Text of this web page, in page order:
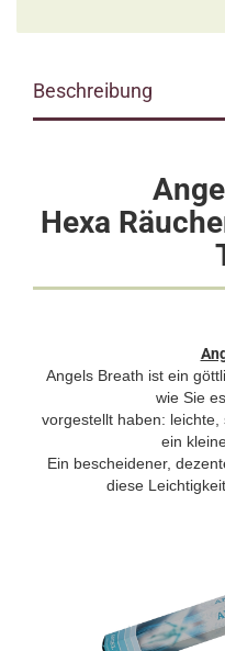
Beschreibung
Hexa
Angels Breath ist ein
wie Sie
vorgestellt haben:
ein
Ein bescheidener,
diese